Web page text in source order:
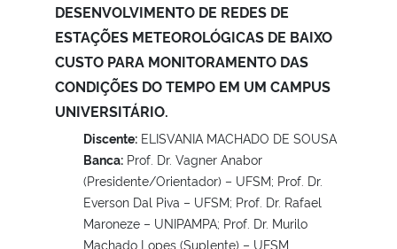
DESENVOLVIMENTO DE REDES DE
ESTAÇÕES METEOROLÓGICAS DE BAIXO
CUSTO PARA MONITORAMENTO DAS
CONDIÇÕES DO TEMPO EM UM CAMPUS
UNIVERSITÁRIO.
Discente: ELISVANIA MACHADO DE SOUSA
Banca: Prof. Dr. Vagner Anabor
(Presidente/Orientador) – UFSM; Prof. Dr.
Everson Dal Piva – UFSM; Prof. Dr. Rafael
Maroneze – UNIPAMPA; Prof. Dr. Murilo
Machado Lopes (Suplente) – UFSM.